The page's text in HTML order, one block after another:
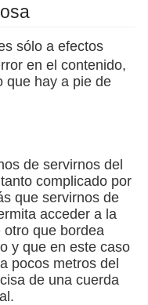
sólo a efectos
en el contenido,
que hay a pie de
de servirnos del
complicado por
que servirnos de
acceder a la
que bordea
y que en este caso
pocos metros del
de una cuerda